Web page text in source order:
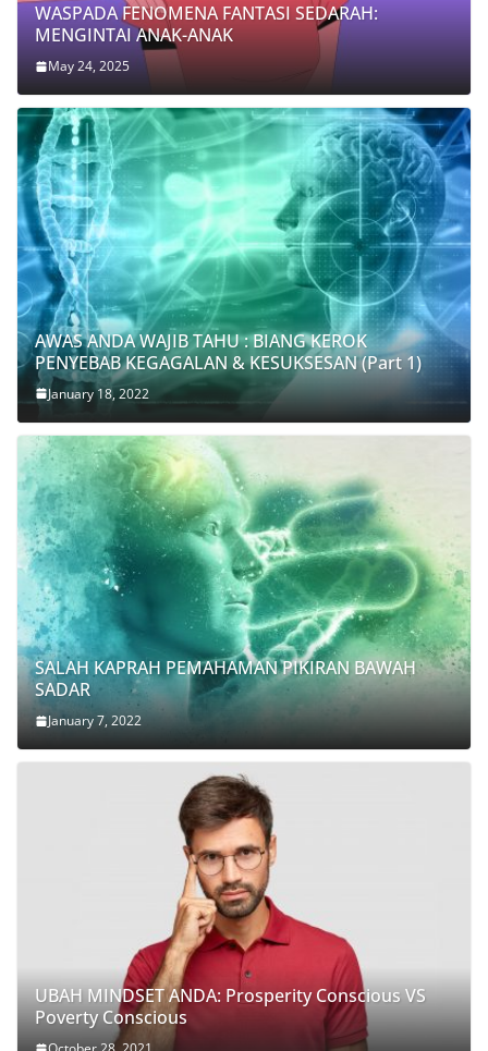
WASPADA FENOMENA FANTASI SEDARAH:
MENGINTAI ANAK-ANAK
May 24, 2025
AWAS ANDA WAJIB TAHU : BIANG KEROK
PENYEBAB KEGAGALAN & KESUKSESAN (Part 1)
January 18, 2022
SALAH KAPRAH PEMAHAMAN PIKIRAN BAWAH
SADAR
January 7, 2022
UBAH MINDSET ANDA: Prosperity Conscious VS
Poverty Conscious